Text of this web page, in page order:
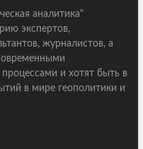
аналитика"
экспертов,
журналистов, а
и хотят быть в
в мире геополитики и